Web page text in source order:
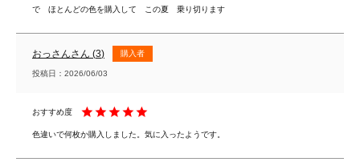
で　ほとんどの色を購入して　この夏　乗り切ります
おっさん 3 購入者
投稿日 2026/06/03